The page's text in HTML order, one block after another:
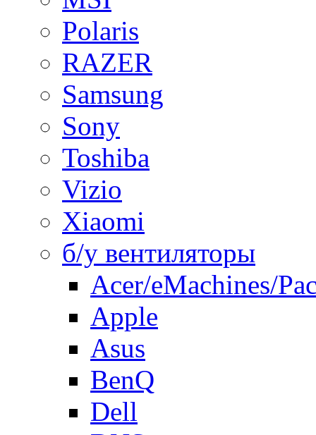
Polaris
RAZER
Samsung
Sony
Toshiba
Vizio
Xiaomi
б/у вентиляторы
Acer/eMachines/
Apple
Asus
BenQ
Dell